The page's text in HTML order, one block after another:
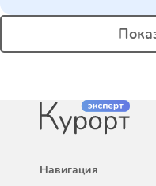
Навигация